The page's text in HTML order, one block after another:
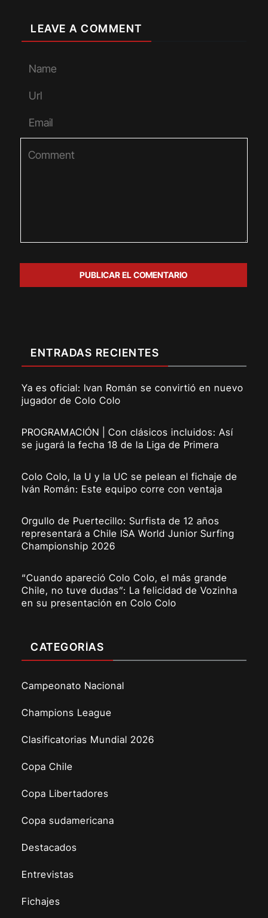
LEAVE A COMMENT
ENTRADAS RECIENTES
Ya es oficial: Ivan Román se convirtió en nuevo
jugador de Colo Colo
PROGRAMACIÓN | Con clásicos incluidos: Así
se jugará la fecha 18 de la Liga de Primera
Colo Colo, la U y la UC se pelean el fichaje de
Iván Román: Este equipo corre con ventaja
Orgullo de Puertecillo: Surfista de 12 años
representará a Chile ISA World Junior Surfing
Championship 2026
“Cuando apareció Colo Colo, el más grande
Chile, no tuve dudas”: La felicidad de Vozinha
en su presentación en Colo Colo
CATEGORÍAS
Campeonato Nacional
Champions League
Clasificatorias Mundial 2026
Copa Chile
Copa Libertadores
Copa sudamericana
Destacados
Entrevistas
Fichajes